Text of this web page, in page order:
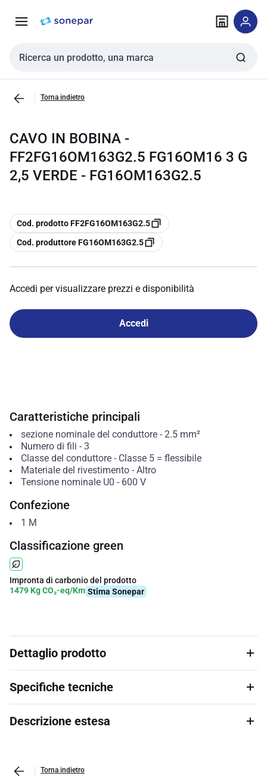
navigazione alla
Cerca input
Torna indietro
CAVO IN BOBINA -
FF2FG16OM163G2.5 FG16OM16 3 G
2,5 VERDE - FG16OM163G2.5
copia
Cod. prodotto FF2FG16OM163G2.5
copia
Cod. produttore FG16OM163G2.5
Accedi per visualizzare prezzi e disponibilità
Accedi
Caratteristiche principali
sezione nominale del conduttore- 2.5 mm²
Numero di fili - 3
Classe del conduttore- Classe 5 = flessibile
Materiale del rivestimento- Altro
Tensione nominale U0 - 600 V
Confezione
1 M
Classificazione green
Impronta di carbonio del prodotto
1479 Kg CO₂-eq/Km Stima Sonepar
Dettaglio prodotto
Specifiche tecniche
Descrizione estesa
Torna indietro